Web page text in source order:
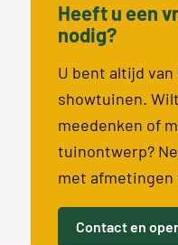
Heeft u een
nodig?
U bent altijd
showtuinen.
meedenken of
tuinontwerp?
met afmetingen
Contact en